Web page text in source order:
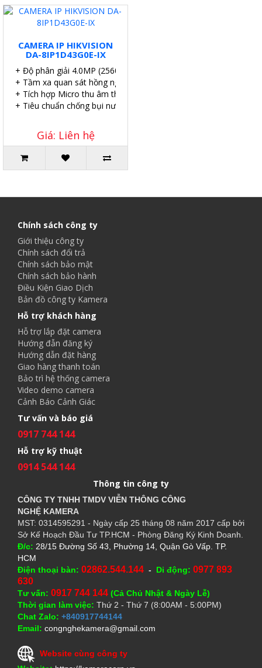
CAMERA IP HIKVISION
DA-8IP1D43G0E-IX
+ Độ phân giải 4.0MP (2560×1440@20fps).
+ Tầm xa quan sát hồng ngoại: EXIR 30m
+ Tích hợp Micro thu âm thanh.
+ Tiêu chuẩn chống bụi nước IP67.
Giá: Liên hệ
Chính sách công ty
Giới thiệu công ty
Chính sách đổi trả
Chính sách bảo mật
Chính sách bảo hành
Điều Kiện Giao Dịch
Bản đồ công ty Kamera
Hỗ trợ khách hàng
Hỗ trợ lắp đặt camera
Hướng đẫn đăng ký
Hướng dẫn đặt hàng
Giao hàng thanh toán
Bảo trì hệ thống camera
Video demo camera
Cảnh Báo Cảnh Giác
Tư vấn và báo giá
0917 744 144
Hỗ trợ kỹ thuật
0914 544 144
Thông tin công ty
CÔNG TY TNHH TMDV VIỄN THÔNG CÔNG
NGHỆ KAMERA
MST: 0314595291 - Ngày cấp 25 tháng 08 năm 2017 cấp bởi
Sở Kế Hoạch Đầu Tư TP.HCM - Phòng Đăng Ký Kinh Doanh.
Đ/c: 28/15 Đường Số 43, Phường 14, Quận Gò Vấp. TP.
HCM
Điện thoại bàn: 02862.544.144 - Di động: 0977 893
630
Tư vấn: 0917 744 144 (Cả Chủ Nhật & Ngày Lễ)
Thời gian làm việc: Thứ 2 - Thứ 7 (8:00AM - 5:00PM)
Chat Zalo: +840917744144
Email: congnghekamera@gmail.com
Website cùng công ty